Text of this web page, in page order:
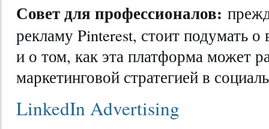
Совет для профессионалов:
рекламу Pinterest, стоит подумать
и о том, как эта платформа может
маркетинговой стратегией в
LinkedIn Advertising